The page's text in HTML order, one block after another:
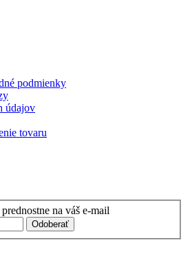
podmienky
údajov
tovaru
na váš e-mail
Odoberať